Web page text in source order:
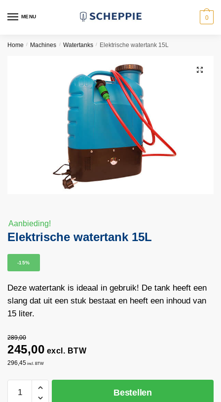
MENU 0
Home / Machines / Watertanks / Elektrische watertank 15L
🔍
Aanbieding!
Elektrische watertank 15L
-15%
Deze watertank is ideaal in gebruik! De tank heeft een
slang dat uit een stuk bestaat en heeft een inhoud van
15 liter.
289,00
245,00 excl. BTW
296,45 incl. BTW
Elektrische
watertank
Bestellen